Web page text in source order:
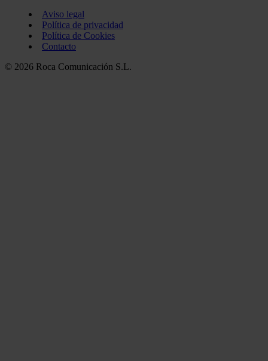
Aviso legal
Política de privacidad
Política de Cookies
Contacto
© 2026 Roca Comunicación S.L.